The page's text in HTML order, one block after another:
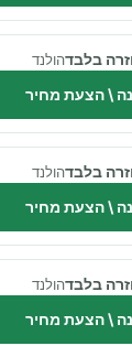
בלבדהולנד
\ הצעת מחיר
בלבדהולנד
\ הצעת מחיר
בלבדהולנד
\ הצעת מחיר